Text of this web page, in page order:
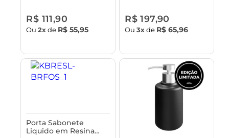
R$ 111,90
Ou2xde R$ 55,95
R$ 197,90
Ou3xde R$ 65,96
Porta Sabonete
Liquido em Resina